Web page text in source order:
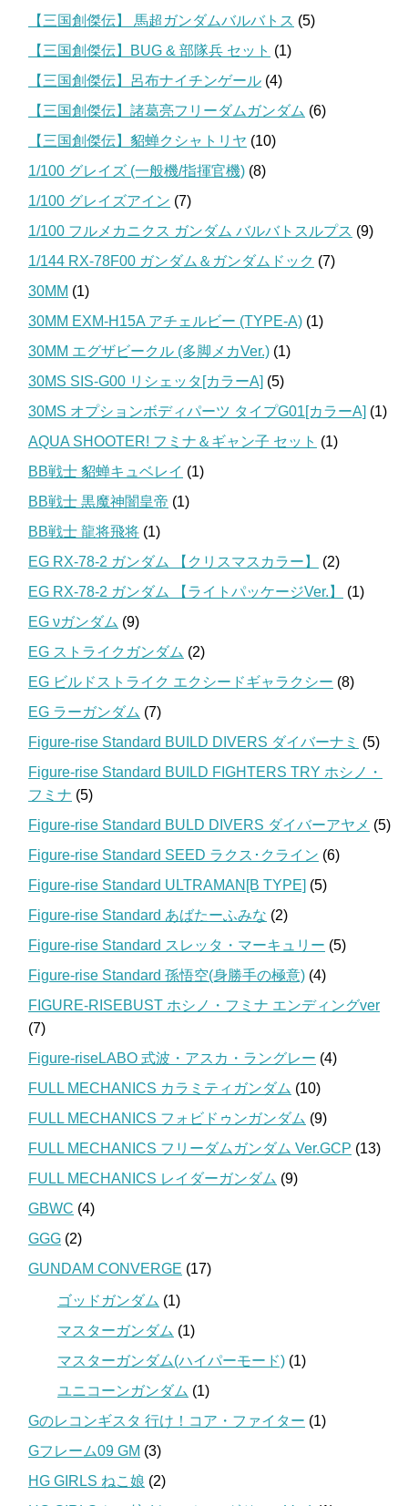
【三国創傑伝】 馬超ガンダムバルバトス (5)
【三国創傑伝】BUG & 部隊兵 セット (1)
【三国創傑伝】呂布ナイチンゲール (4)
【三国創傑伝】諸葛亮フリーダムガンダム (6)
【三国創傑伝】貂蝉クシャトリヤ (10)
1/100 グレイズ (一般機/指揮官機) (8)
1/100 グレイズアイン (7)
1/100 フルメカニクス ガンダム バルバトスルプス (9)
1/144 RX-78F00 ガンダム＆ガンダムドック (7)
30MM (1)
30MM EXM-H15A アチェルビー (TYPE-A) (1)
30MM エグザビークル (多脚メカVer.) (1)
30MS SIS-G00 リシェッタ[カラーA] (5)
30MS オプションボディパーツ タイプG01[カラーA] (1)
AQUA SHOOTER! フミナ＆ギャン子 セット (1)
BB戦士 貂蝉キュベレイ (1)
BB戦士 黒魔神闇皇帝 (1)
BB戦士 龍将飛将 (1)
EG RX-78-2 ガンダム 【クリスマスカラー】
(2)
EG RX-78-2 ガンダム 【ライトパッケージVer.】
(1)
EG νガンダム (9)
EG ストライクガンダム (2)
EG ビルドストライク エクシードギャラクシー (8)
EG ラーガンダム (7)
Figure-rise Standard BUILD DIVERS ダイバーナミ (5)
Figure-rise Standard BUILD FIGHTERS TRY ホシノ・
フミナ (5)
Figure-rise Standard BULD DIVERS ダイバーアヤメ (5)
Figure-rise Standard SEED ラクス･クライン (6)
Figure-rise Standard ULTRAMAN[B TYPE] (5)
Figure-rise Standard あばたーふみな (2)
Figure-rise Standard スレッタ・マーキュリー (5)
Figure-rise Standard 孫悟空(身勝手の極意) (4)
FIGURE-RISEBUST ホシノ・フミナ エンディングver
(7)
Figure-riseLABO 式波・アスカ・ラングレー (4)
FULL MECHANICS カラミティガンダム (10)
FULL MECHANICS フォビドゥンガンダム (9)
FULL MECHANICS フリーダムガンダム Ver.GCP (13)
FULL MECHANICS レイダーガンダム (9)
GBWC (4)
GGG (2)
GUNDAM CONVERGE (17)
ゴッドガンダム (1)
マスターガンダム (1)
マスターガンダム(ハイパーモード) (1)
ユニコーンガンダム (1)
Gのレコンギスタ 行け！コア・ファイター (1)
Gフレーム09 GM (3)
HG GIRLS ねこ娘 (2)